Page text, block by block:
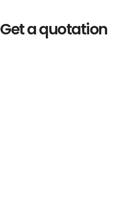
Get a quotation